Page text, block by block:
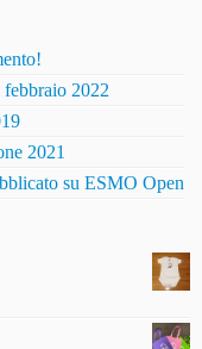
2022
2021
su ESMO Open